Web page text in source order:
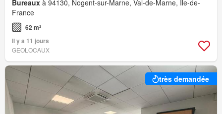
Bureaux à 94130, Nogent-sur-Marne, Val-de-Marne, Île-de-
France
62 m²
Il y a 11 jours
GEOLOCAUX
très demandée